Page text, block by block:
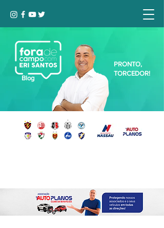
Blog
PRONTO,
TORCEDOR!